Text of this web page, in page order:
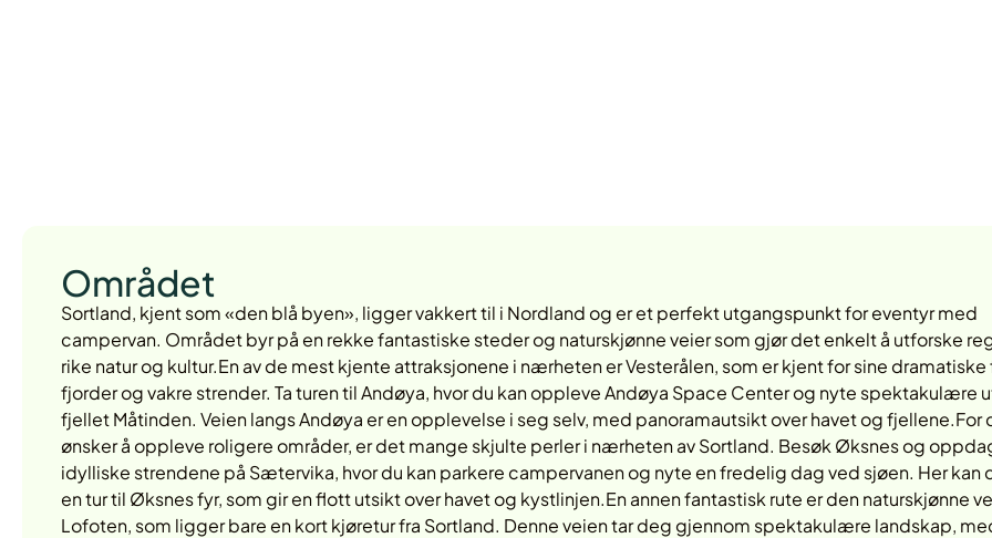
Området
Sortland, kjent som «den blå byen», ligger vakkert til i Nordland og er et perfekt utgangspunkt for eventyr med
campervan. Området byr på en rekke fantastiske steder og naturskjønne veier som gjør det enkelt å utforske
rike natur og kultur.En av de mest kjente attraksjonene i nærheten er Vesterålen, som er kjent for sine
fjorder og vakre strender. Ta turen til Andøya, hvor du kan oppleve Andøya Space Center og nyte spektakulære
fjellet Måtinden. Veien langs Andøya er en opplevelse i seg selv, med panoramautsikt over havet og fjellene.For
ønsker å oppleve roligere områder, er det mange skjulte perler i nærheten av Sortland. Besøk Øksnes og
idylliske strendene på Sætervika, hvor du kan parkere campervanen og nyte en fredelig dag ved sjøen. Her kan
en tur til Øksnes fyr, som gir en flott utsikt over havet og kystlinjen.En annen fantastisk rute er den naturskjønne
Lofoten, som ligger bare en kort kjøretur fra Sortland. Denne veien tar deg gjennom spektakulære landskap,